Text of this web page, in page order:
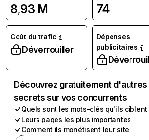
8,93 M 74
Coût du trafic
Déverrouiller
Dépenses
publicitaires
Découvrez gratuitement d'autres
secrets sur vos concurrents
Quels sont les mots-clés qu'ils ciblent
Leurs pages les plus importantes
Comment ils monétisent leur site